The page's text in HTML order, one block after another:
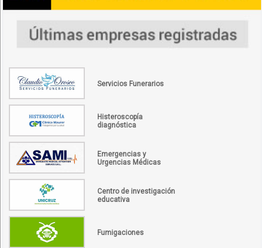
Servicios Funerarios
Histeroscopía
diagnóstica
Emergencias y
Urgencias Médicas
Centro de investigación
educativa
Fumigaciones